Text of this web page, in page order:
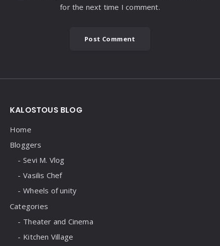
for the next time I comment.
Widgets
KALOSTOUS BLOG
Home
Bloggers
Sevi M. Vlog
Vasilis Chef
Wheels of unity
Categories
Theater and Cinema
Kitchen Village